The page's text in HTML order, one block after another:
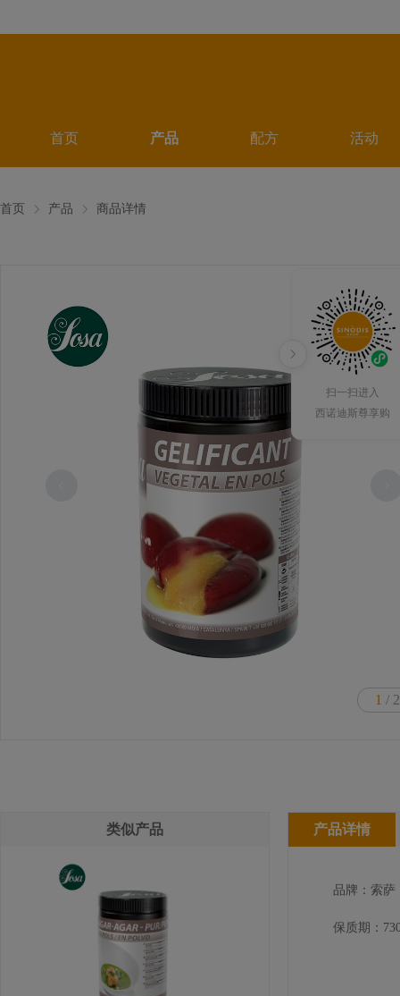
首页 产品 配方 活动
扫一扫进入
西诺迪斯尊享购
首页 产品 商品详情
1 / 2
类似产品 产品详情
品牌：索萨
保质期：